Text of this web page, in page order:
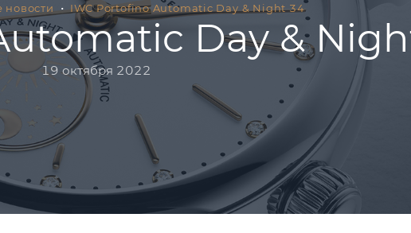
новости IWC Portofino Automatic Day & Night 34
Day &
19 октября 2022